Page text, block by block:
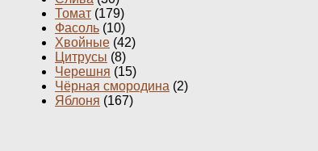
Томат (179)
Фасоль (10)
Хвойные (42)
Цитрусы (8)
Черешня (15)
Чёрная смородина (2)
Яблоня (167)